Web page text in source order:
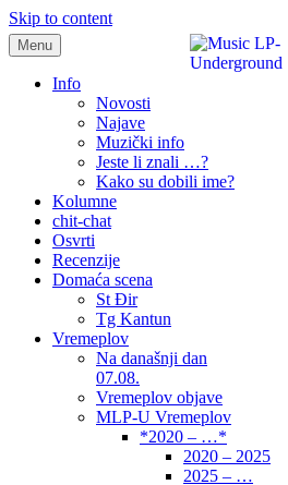
Skip to content
samo muzika i …..
Menu
Info
Novosti
Najave
Muzički info
Jeste li znali …?
Kako su dobili ime?
Kolumne
chit-chat
Osvrti
Recenzije
Domaća scena
St Đir
Tg Kantun
Vremeplov
Na današnji dan
07.08.
Vremeplov objave
MLP-U Vremeplov
*2020 – …*
2020 – 2025
2025 – …